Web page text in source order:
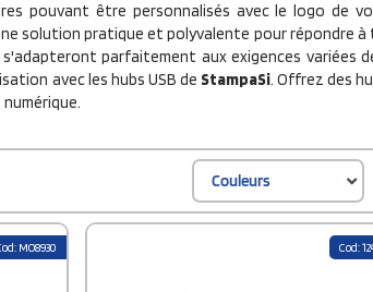
pouvant être personnalisés avec le logo de
solution pratique et polyvalente pour répondre
parfaitement aux exigences variées
avec les hubs USB de StampaSi. Offrez des
Couleurs
MO8930 Cod: